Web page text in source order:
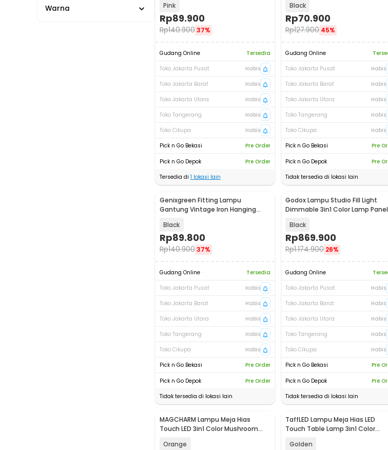
Warna Pink
Rp89.900
Rp140.900 37%
Gudang Online
Tersedia
Toko Jakarta Pusat
Habis
Toko Jakarta Barat
Habis
Toko Jakarta Utara
Habis
Toko Tangerang
Habis
Toko Cikupa
Habis
Pick n Go Bekasi
Pre Order
Pick n Go Depok
Pre Order
Tersedia di 1 lokasi lain
Black
Rp70.900
Rp127.900 45%
Gudang Online
Toko Jakarta Pusat
Habis
Toko Jakarta Barat
Habis
Toko Jakarta Utara
Habis
Toko Tangerang
Habis
Toko Cikupa
Habis
Pick n Go Bekasi
Pre
Pick n Go Depok
Pre
Tidak tersedia di lokasi lain
Genixgreen Fitting Lampu
Gantung Vintage Iron Hanging
Black
Rp89.800
Rp140.900 37%
Gudang Online
Tersedia
Toko Jakarta Pusat
Habis
Toko Jakarta Barat
Habis
Toko Jakarta Utara
Habis
Toko Tangerang
Habis
Toko Cikupa
Habis
Pick n Go Bekasi
Pre Order
Pick n Go Depok
Pre Order
Tidak tersedia di lokasi lain
Godox Lampu Studio Fill Light
Dimmable 3in1 Color Lamp Panel
Black
Rp869.900
Rp1.174.900 26%
Gudang Online
Toko Jakarta Pusat
Habis
Toko Jakarta Barat
Habis
Toko Jakarta Utara
Habis
Toko Tangerang
Habis
Toko Cikupa
Habis
Pick n Go Bekasi
Pre
Pick n Go Depok
Pre
Tidak tersedia di lokasi lain
MAGCHARM Lampu Meja Hias
Touch LED 3in1 Color Mushroom
Orange
TaffLED Lampu Meja Hias LED
Touch Table Lamp 3in1 Color
Golden